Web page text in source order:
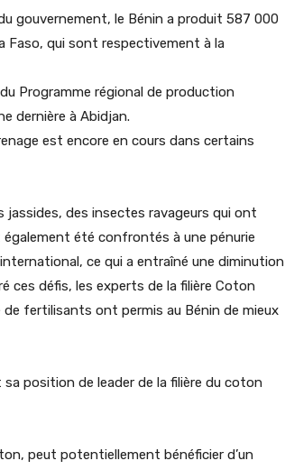
gouvernement, le Bénin a produit 587 000
Faso, qui sont respectivement à la
Programme régional de production
dernière à Abidjan.
est encore en cours dans certains
jassides, des insectes ravageurs qui ont
été confrontés à une pénurie
ce qui a entraîné une diminution
ces défis, les experts de la filière Coton
fertilisants ont permis au Bénin de mieux
position de leader de la filière du coton
peut potentiellement bénéficier d’un